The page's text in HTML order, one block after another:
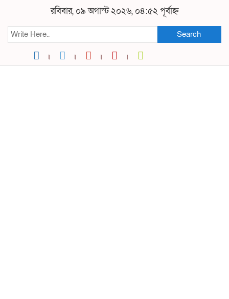
রবিবার, ০৯ অগাস্ট ২০২৬, ০৪:৫২ পূর্বাহ্ন
Search